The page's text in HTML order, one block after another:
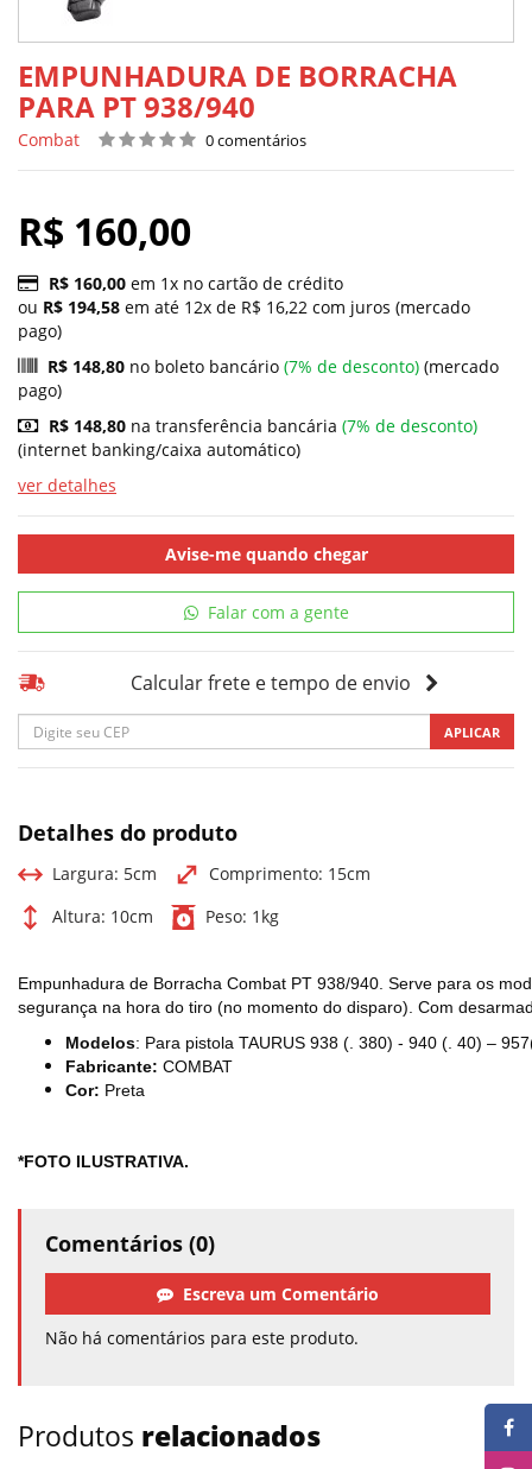
EMPUNHADURA DE BORRACHA
PARA PT 938/940
Combat 0 comentários
R$ 160,00
R$ 160,00 em 1x no cartão de crédito
ou R$ 194,58 em até 12x de R$ 16,22 com juros (mercado
pago)
R$ 148,80 no boleto bancário (7% de desconto) (mercado
pago)
R$ 148,80 na transferência bancária (7% de desconto)
(internet banking/caixa automático)
ver detalhes
Avise-me quando chegar
Falar com a gente
Calcular frete e tempo de envio
APLICAR
Detalhes do produto
Largura: 5cm Comprimento: 15cm
Altura: 10cm Peso: 1kg
Empunhadura de Borracha Combat PT 938/940. Serve para os
segurança na hora do tiro (no momento do disparo). Com
Modelos: Para pistola TAURUS 938 (. 380) - 940 (. 40) –
Fabricante: COMBAT
Cor: Preta
*FOTO ILUSTRATIVA.
Comentários (0)
Escreva um Comentário
Não há comentários para este produto.
Produtos relacionados